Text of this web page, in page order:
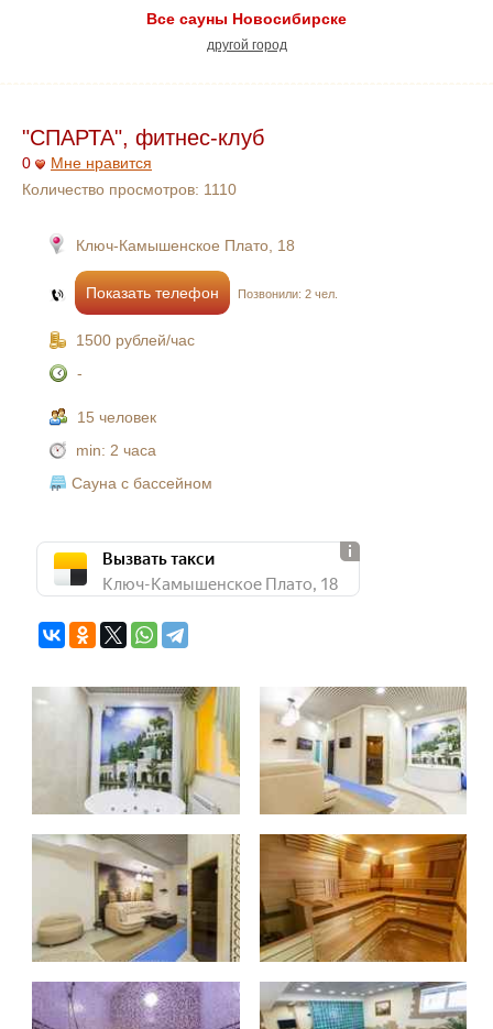
Все сауны Новосибирске
другой город
"СПАРТА", фитнес-клуб
0
Мне нравится
Количество просмотров: 1110
Ключ-Камышенское Плато, 18
Показать телефон Позвонили: 2 чел.
1500 рублей/час
-
15 человек
min: 2 часа
Сауна с бассейном
Вызвать такси
Ключ-Камышенское Плато, 18